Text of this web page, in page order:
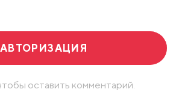
АВТОРИЗАЦИЯ
оставить комментарий.